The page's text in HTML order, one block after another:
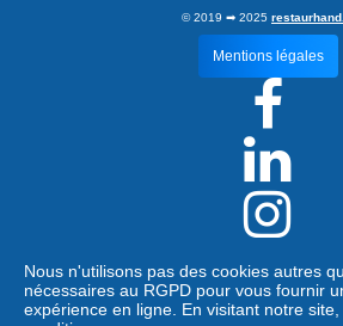
© 2019 ➡ 2025
Mentions légales



Association d'intérêt
98, Impasse Simone apt 27
Nous n'utilisons pas des cookies autres
nécessaires au RGPD pour vous fournir
expérience en ligne. En visitant notre